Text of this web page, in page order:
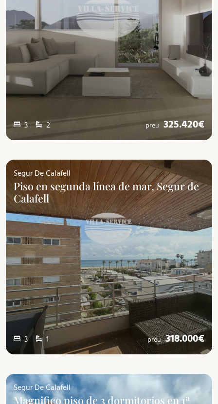
3 2 preu 325.420€
Segur De Calafell
Piso en segunda línea de mar, Segur de
Calafell
3 1 preu318.000€
Segur De Calafell
Magnifico piso de 3 dormitorios en 1ª